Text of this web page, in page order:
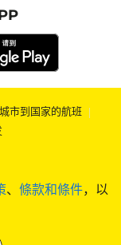
、 條款和條件，以
城市到国家的航班 |